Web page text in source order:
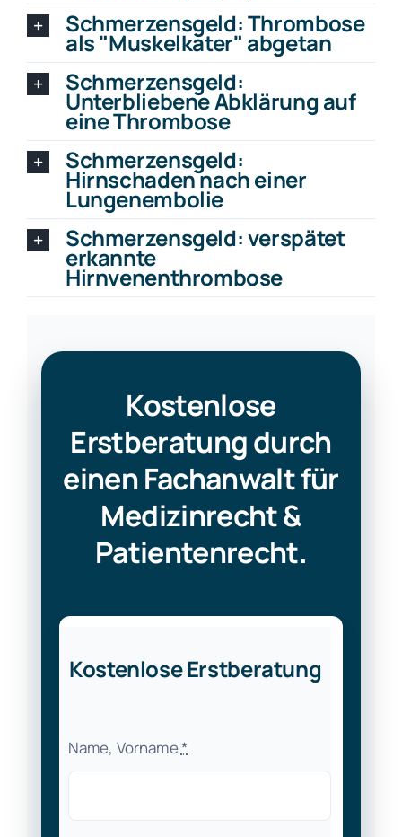
Schmerzensgeld: Thrombose
als "Muskelkater" abgetan
Schmerzensgeld:
Unterbliebene Abklärung auf
eine Thrombose
Schmerzensgeld:
Hirnschaden nach einer
Lungenembolie
Schmerzensgeld: verspätet
erkannte
Hirnvenenthrombose
Kostenlose
Erstberatung durch
einen Fachanwalt für
Medizinrecht &
Patientenrecht.
Kostenlose Erstberatung
Name, Vorname*